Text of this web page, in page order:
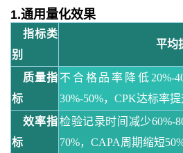
1.通用量化效果
指标类
别
平均
质量指
标
不合格品率降低 20%-
30%-50%，CPK达标率
效率指
标
检验记录时间减少60%-
70%，CAPA周期缩短